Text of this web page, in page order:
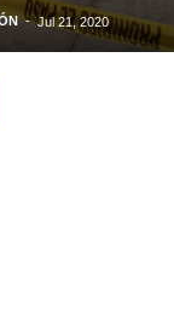
- Jul 21, 2020